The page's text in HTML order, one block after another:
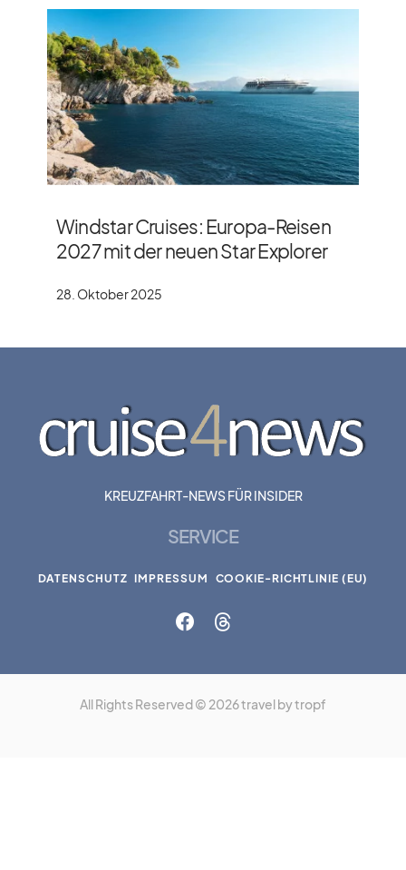
Windstar Cruises: Europa-Reisen
2027 mit der neuen Star Explorer
28. Oktober 2025
KREUZFAHRT-NEWS FÜR INSIDER
SERVICE
DATENSCHUTZ IMPRESSUM COOKIE-RICHTLINIE (EU)
All Rights Reserved © 2026 travel by tropf